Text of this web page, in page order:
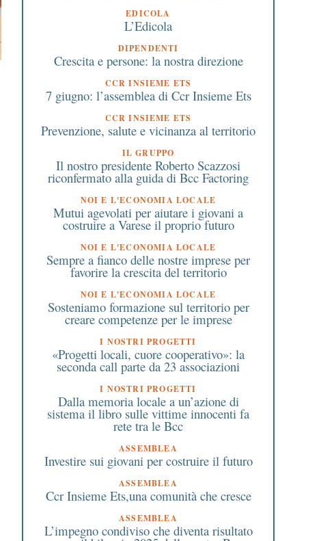
Il futuro delle imprese
passa dalle nuove
generazioni: “non
ereditiamo solo aziende, ma
la responsabilità di farle
evolvere”, Francesco Rosa
Pensioni: opzione
prorogata per un
EDICOLA
L’Edicola
DIPENDENTI
Crescita e persone: la nostra direzione
CCR INSIEME ETS
7 giugno: l’assemblea di Ccr Insieme Ets
CCR INSIEME ETS
Prevenzione, salute e vicinanza al territorio
IL GRUPPO
Il nostro presidente Roberto Scazzosi
riconfermato alla guida di Bcc Factoring
NOI E L'ECONOMIA LOCALE
Mutui agevolati per aiutare i giovani a
costruire a Varese il proprio futuro
NOI E L'ECONOMIA LOCALE
Sempre a fianco delle nostre imprese per
favorire la crescita del territorio
NOI E L'ECONOMIA LOCALE
Sosteniamo formazione sul territorio per
creare competenze per le imprese
I NOSTRI PROGETTI
«Progetti locali, cuore cooperativo»: la
seconda call parte da 23 associazioni
I NOSTRI PROGETTI
Dalla memoria locale a un’azione di
sistema il libro sulle vittime innocenti fa
rete tra le Bcc
ASSEMBLEA
Investire sui giovani per costruire il futuro
ASSEMBLEA
Ccr Insieme Ets,una comunità che cresce
ASSEMBLEA
L’impegno condiviso che diventa risultato